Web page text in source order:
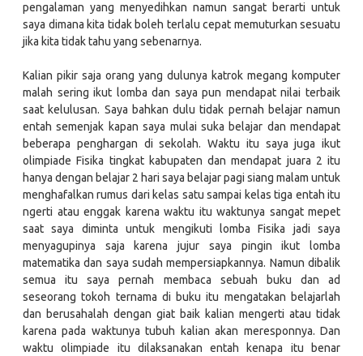
pengalaman yang menyedihkan namun sangat berarti untuk
saya dimana kita tidak boleh terlalu cepat memuturkan sesuatu
jika kita tidak tahu yang sebenarnya.
Kalian pikir saja orang yang dulunya katrok megang komputer
malah sering ikut lomba dan saya pun mendapat nilai terbaik
saat kelulusan. Saya bahkan dulu tidak pernah belajar namun
entah semenjak kapan saya mulai suka belajar dan mendapat
beberapa penghargan di sekolah. Waktu itu saya juga ikut
olimpiade Fisika tingkat kabupaten dan mendapat juara 2 itu
hanya dengan belajar 2 hari saya belajar pagi siang malam untuk
menghafalkan rumus dari kelas satu sampai kelas tiga entah itu
ngerti atau enggak karena waktu itu waktunya sangat mepet
saat saya diminta untuk mengikuti lomba Fisika jadi saya
menyagupinya saja karena jujur saya pingin ikut lomba
matematika dan saya sudah mempersiapkannya. Namun dibalik
semua itu saya pernah membaca sebuah buku dan ad
seseorang tokoh ternama di buku itu mengatakan belajarlah
dan berusahalah dengan giat baik kalian mengerti atau tidak
karena pada waktunya tubuh kalian akan meresponnya. Dan
waktu olimpiade itu dilaksanakan entah kenapa itu benar